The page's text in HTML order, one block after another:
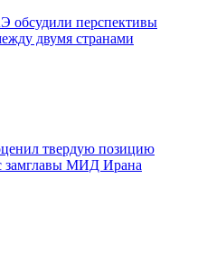
обсудили перспективы
двумя странами
твердую позицию
замглавы МИД Ирана